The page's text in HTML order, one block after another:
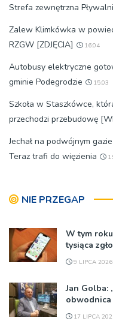
Strefa zewnętrzna
Zalew Klimkówka w
RZGW [ZDJĘCIA]
16:04
Autobusy elektryczne
gminie Podegrodzie
15:03
Szkoła w Staszkówce,
przechodzi przebudowę
Jechał na podwójnym
Teraz trafi do więzienia
NIE PRZEGAP
W tym
tysiąca
9 LIPCA 2026
Jan Golba:
obwodnica
17 LIPCA